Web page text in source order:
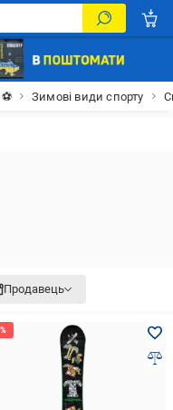
Зимові види спорту
Продавець